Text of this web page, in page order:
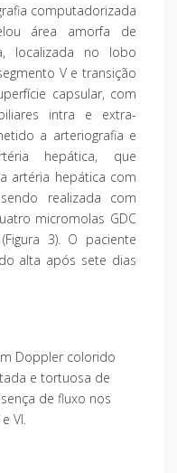
computadorizada
área amorfa de
localizada no lobo
V e transição
capsular, com
intra e extra-
a arteriografia e
hepática, que
artéria hepática com
realizada com
micromolas GDC
3). O paciente
alta após sete dias
Doppler colorido
e tortuosa de
de fluxo nos
VI.